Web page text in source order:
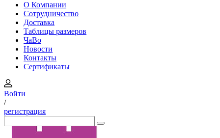
О Компании
Сотрудничество
Доставка
Таблицы размеров
ЧаВо
Новости
Контакты
Сертификаты
Войти
/
регистрация